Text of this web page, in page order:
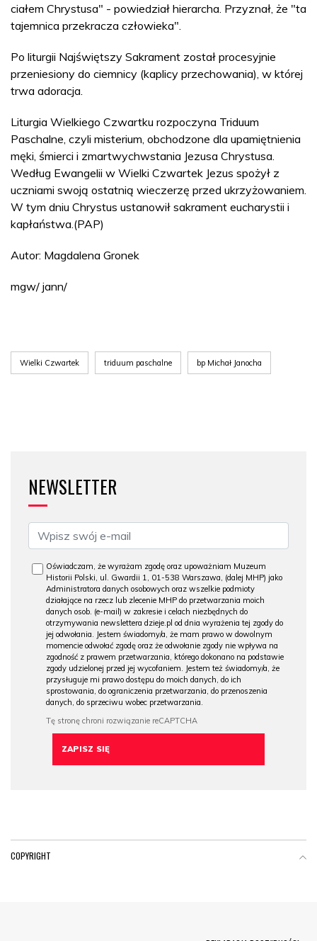
ciałem Chrystusa" - powiedział hierarcha. Przyznał, że "ta
tajemnica przekracza człowieka".
Po liturgii Najświętszy Sakrament został procesyjnie
przeniesiony do ciemnicy (kaplicy przechowania), w której
trwa adoracja.
Liturgia Wielkiego Czwartku rozpoczyna Triduum
Paschalne, czyli misterium, obchodzone dla upamiętnienia
męki, śmierci i zmartwychwstania Jezusa Chrystusa.
Według Ewangelii w Wielki Czwartek Jezus spożył z
uczniami swoją ostatnią wieczerzę przed ukrzyżowaniem.
W tym dniu Chrystus ustanowił sakrament eucharystii i
kapłaństwa.(PAP)
Autor: Magdalena Gronek
mgw/ jann/
Wielki Czwartek triduum paschalne bp Michał Janocha
NEWSLETTER
Oświadczam, że wyrażam zgodę oraz upoważniam Muzeum
Historii Polski, ul. Gwardii 1, 01-538 Warszawa, (dalej MHP) jako
Administratora danych osobowych oraz wszelkie podmioty
działające na rzecz lub zlecenie MHP do przetwarzania moich
danych osob. (e-mail) w zakresie i celach niezbędnych do
otrzymywania newslettera dzieje.pl od dnia wyrażenia tej zgody do
jej odwołania. Jestem świadomy/a, że mam prawo w dowolnym
momencie odwołać zgodę oraz że odwołanie zgody nie wpływa na
zgodność z prawem przetwarzania, którego dokonano na podstawie
zgody udzielonej przed jej wycofaniem. Jestem też świadomy/a, że
przysługuje mi prawo dostępu do moich danych, do ich
sprostowania, do ograniczenia przetwarzania, do przenoszenia
danych, do sprzeciwu wobec przetwarzania.
COPYRIGHT